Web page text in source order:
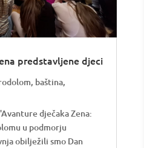
predstavljene djeci
, baština,
dječaka Zena:
u podmorju
obilježili smo Dan